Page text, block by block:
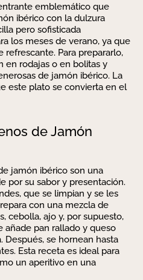
emblemático que
ibérico con la dulzura
pero sofisticada
los meses de verano, ya que
refrescante. Para prepararlo,
rodajas o en bolitas y
de jamón ibérico. La
este plato se convierta en el
de Jamón
jamón ibérico son una
por su sabor y presentación.
que se limpian y se les
con una mezcla de
cebolla, ajo y, por supuesto,
añade pan rallado y queso
Después, se hornean hasta
Esta receta es ideal para
un aperitivo en una